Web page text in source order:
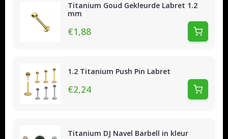
Titanium Goud Gekleurde Labret 1.2
mm
€1,88
1.2 Titanium Push Pin Labret
€2,24
Titanium DJ Navel Barbell in kleur